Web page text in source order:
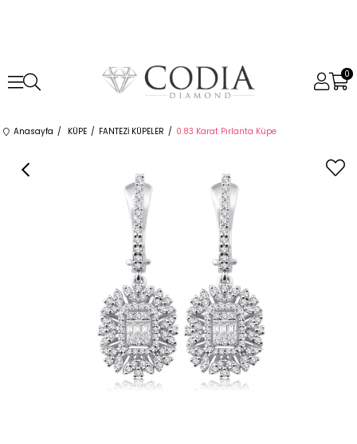
0
Anasayfa KÜPE FANTEZİ KÜPELER 0.83 Karat Pırlanta Küpe